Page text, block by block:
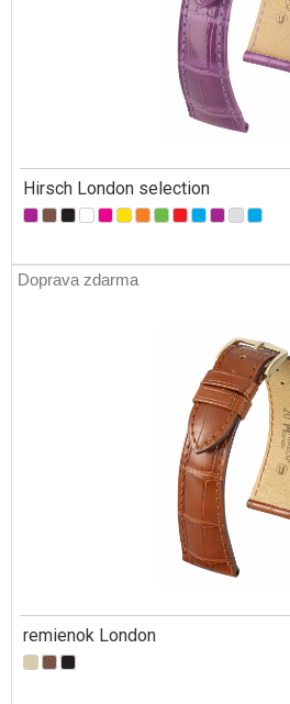
Hirsch London selection
Doprava zdarma
remienok London